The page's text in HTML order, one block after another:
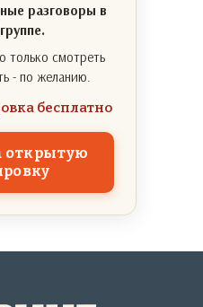
разговоры в
только смотреть
- по желанию.
бесплатно
открытую